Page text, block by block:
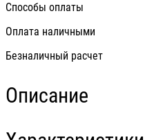
Способы оплаты
Оплата наличными
Безналичный расчет
Описание